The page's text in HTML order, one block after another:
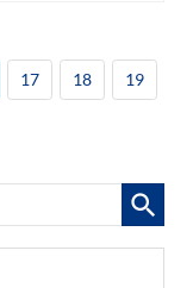
17 18
19